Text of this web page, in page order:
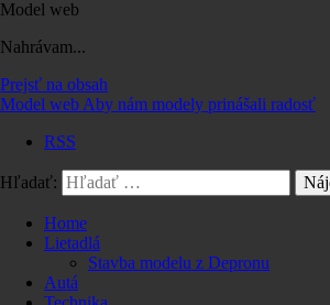
Model web
Nahrávam...
Prejsť na obsah
Model web Aby nám modely prinášali radosť
RSS
Hľadať:
Home
Lietadlá
Stavba modelu z Depronu
Autá